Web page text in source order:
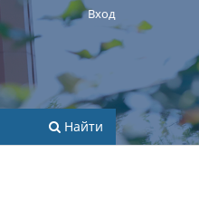
Найти
Вход